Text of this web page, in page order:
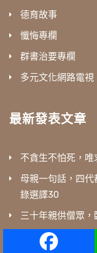
德育故事
懺悔專欄
群書治要專欄
多元文化網路電視
最新發表文章
不貪生不怕死，
母親一句話，四
錄選譯30
三十年親供僧眾
遍參諸方修淨業